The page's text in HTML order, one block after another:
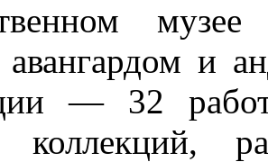
и
— 32
коллекций,